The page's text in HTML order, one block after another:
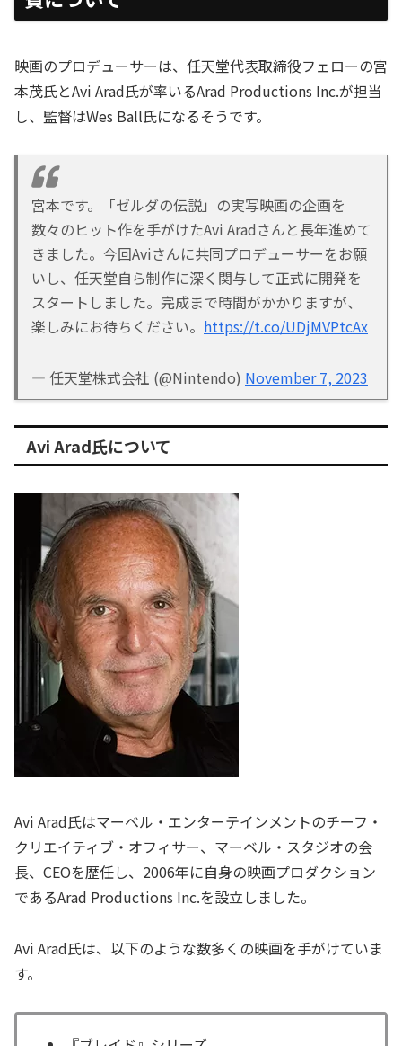
映画のプロデューサーは、任天堂代表取締役フェローの宮
本茂氏とAvi Arad氏が率いるArad Productions Inc.が担当
し、監督はWes Ball氏になるそうです。
宮本です。「ゼルダの伝説」の実写映画の企画を
数々のヒット作を手がけたAvi Aradさんと長年進めて
きました。今回Aviさんに共同プロデューサーをお願
いし、任天堂自ら制作に深く関与して正式に開発を
スタートしました。完成まで時間がかかりますが、
楽しみにお待ちください。 https://t.co/UDjMVPtcAx
— 任天堂株式会社 (@Nintendo) November 7, 2023
Avi Arad氏について
Avi Arad氏はマーベル・エンターテインメントのチーフ・
クリエイティブ・オフィサー、マーベル・スタジオの会
長、CEOを歴任し、2006年に自身の映画プロダクション
であるArad Productions Inc.を設立しました。
Avi Arad氏は、以下のような数多くの映画を手がけていま
す。